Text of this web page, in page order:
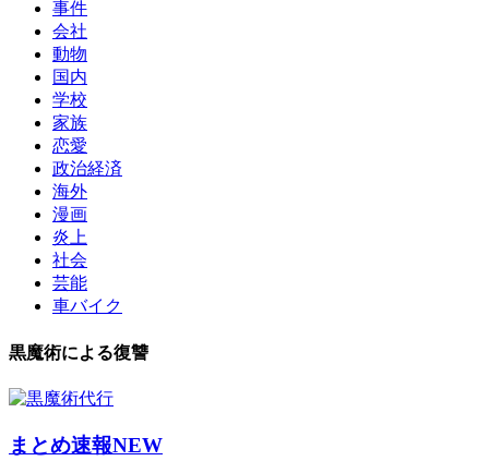
事件
会社
動物
国内
学校
家族
恋愛
政治経済
海外
漫画
炎上
社会
芸能
車バイク
黒魔術による復讐
まとめ速報NEW